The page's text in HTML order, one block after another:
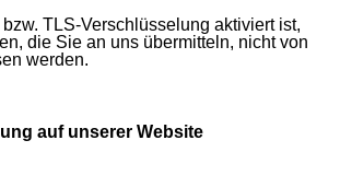
TLS-Verschlüsselung aktiviert ist,
die Sie an uns übermitteln, nicht von
werden.
auf unserer Website